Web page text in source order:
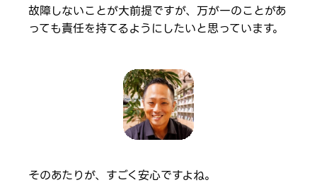
故障しないことが大前提ですが、万が一のことがあ
っても責任を持てるようにしたいと思っています。
そのあたりが、すごく安心ですよね。